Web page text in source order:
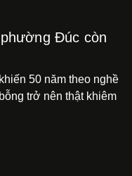
Đúc còn
50 năm theo nghề
trở nên thật khiêm